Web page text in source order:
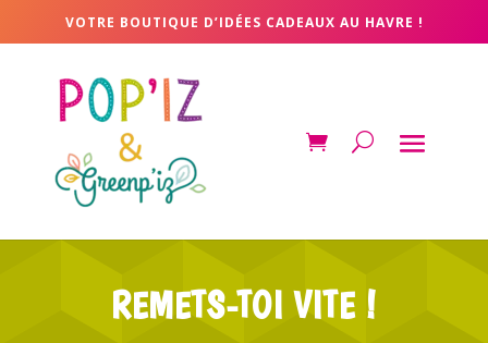
VOTRE BOUTIQUE D’IDÉES CADEAUX AU HAVRE !
REMETS-TOI VITE !